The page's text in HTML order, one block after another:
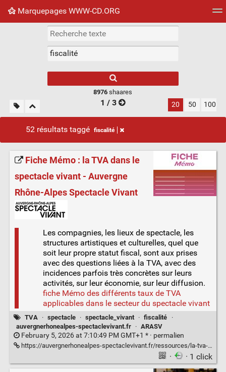
Marquepages WWW-CD.ORG
Nuage de tags Mur d'images
8976 shaares
1 / 3 20 50 100
52 résultats taggé fiscalité
Fiche Mémo : la TVA dans le
spectacle vivant - Auvergne
Rhône-Alpes Spectacle Vivant
Les compagnies, les lieux de spectacle, les
structures artistiques et culturelles, quel que
soit leur propre statut fiscal, sont aux prises
avec des questions liées à la TVA, avec des
incidences parfois très concrètes sur leurs
activités, sur leur économie, sur leur diffusion.
fiche Mémo des différents taux de TVA
applicables dans le secteur du spectacle vivant
TVA · spectacle · spectacle_vivant · fiscalité
·
auvergnerhonealpes-spectaclevivant.fr
· ARASV
February 5, 2026 at 7:10:49 PM GMT+1 * · permalien
https://auvergnerhonealpes-spectaclevivant.fr/ressources/la-tva-dans-le-spectacle-vivant/
· · 1 click